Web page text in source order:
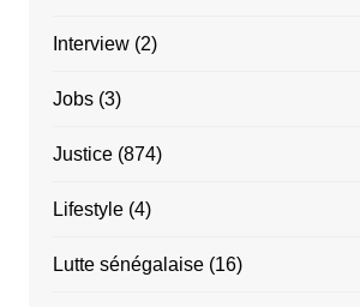
Interview(2)
Jobs(3)
Justice(874)
Lifestyle(4)
Lutte sénégalaise(16)